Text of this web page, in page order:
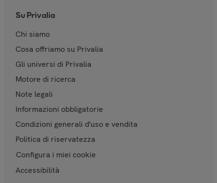
Su Privalia
Chi siamo
Cosa offriamo su Privalia
Gli universi di Privalia
Motore di ricerca
Note legali
Informazioni obbligatorie
Condizioni generali d'uso e vendita
Politica di riservatezza
Configura i miei cookie
Accessibilità